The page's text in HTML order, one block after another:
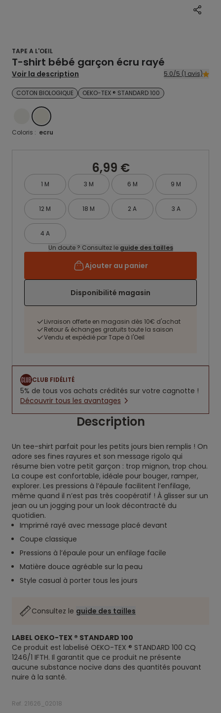
TAPE A L'OEIL
T-shirt bébé garçon écru rayé
Voir la description 5.0/5 (1 avis)
COTON BIOLOGIQUE OEKO-TEX ® STANDARD 100
ECRUECRU
Coloris : ecru
6,99 €
1 M 3 M 6 M 9 M
12 M 18 M 2 A 3 A
4 A
Un doute ? Consultez le guide des tailles
Ajouter au panier
Disponibilité magasin
Livraison offerte en magasin dès 10€ d'achat
Retour & échanges gratuits toute la saison
Vendu et expédié par Tape à l'Oeil
CLUB FIDÉLITÉ
5% de tous vos achats crédités sur votre cagnotte !
Découvrir tous les avantages
Description
Un tee-shirt parfait pour les petits jours bien remplis ! On
adore ses fines rayures et son message rigolo qui
résume bien votre petit garçon : trop mignon, trop chou.
La coupe est confortable, idéale pour bouger, ramper,
explorer. Les pressions à l’épaule facilitent l’enfilage,
même quand il n’est pas très coopératif ! À glisser sur un
jean ou un jogging pour un look décontracté du
quotidien.
Imprimé rayé avec message placé devant
Coupe classique
Pressions à l’épaule pour un enfilage facile
Matière douce agréable sur la peau
Style casual à porter tous les jours
Consultez le guide des tailles
LABEL OEKO-TEX ® STANDARD 100
Ce produit est labelisé OEKO-TEX ® STANDARD 100 CQ
1246/1 IFTH. Il garantit que ce produit ne présente
aucune substance nocive dans des quantités pouvant
nuire à la santé.
Ref. 21626_02018